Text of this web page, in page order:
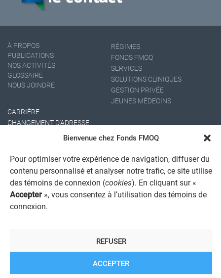
Bienvenue chez Fonds FMOQ
Pour optimiser votre expérience de navigation, diffuser du
contenu personnalisé et analyser notre trafic, ce site utilise
des témoins de connexion (cookies). En cliquant sur «
Accepter », vous consentez à l’utilisation des témoins de
connexion.
ACCEPTER
REFUSER
À PROPOS
PUBLICATIONS
NOS ACTIVITÉS
GLOSSAIRE
NOUS JOINDRE
RÉGIMES
FONDS FMOQ
SERVICES
SOLUTIONS CLINIQUES
GESTION PRIVÉE
JEUNES MÉDECINS
CARRIÈRE
CHANGEMENT D'ADRESSE
AVIS JURIDIQUE GÉNÉRAL
POLITIQUE DE TRAITEMENT DES PLAINTES
REGISTRE DES CONFLITS D'INTÉRÊTS